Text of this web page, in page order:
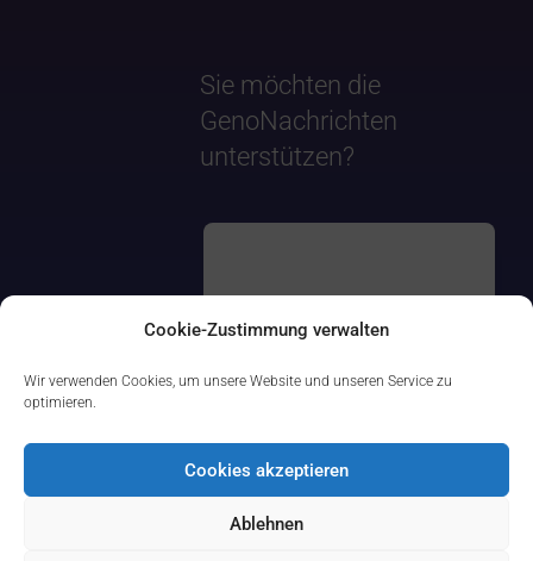
Cookie-Zustimmung verwalten
Wir verwenden Cookies, um unsere Website und unseren Service zu
optimieren.
Cookies akzeptieren
Ablehnen
Sie möchten die
GenoNachrichten
unterstützen?